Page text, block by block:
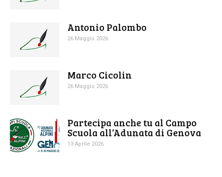
Antonio Palombo
26 Maggio 2026
Marco Cicolin
26 Maggio 2026
Partecipa anche tu al Campo
Scuola all’Adunata di Genova
13 Aprile 2026